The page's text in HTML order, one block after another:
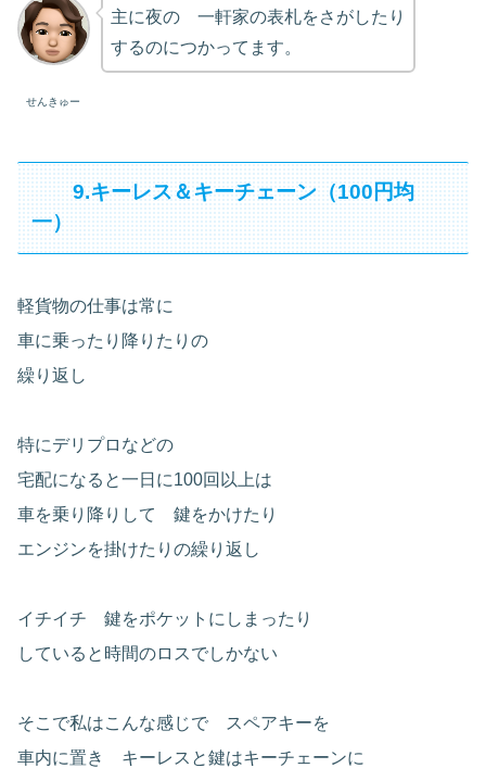
せんきゅー
主に夜の 一軒家の表札をさがしたり
するのにつかってます。
9.キーレス＆キーチェーン（100円均
一）
軽貨物の仕事は常に
車に乗ったり降りたりの
繰り返し
特にデリプロなどの
宅配になると一日に100回以上は
車を乗り降りして 鍵をかけたり
エンジンを掛けたりの繰り返し
イチイチ 鍵をポケットにしまったり
していると時間のロスでしかない
そこで私はこんな感じで スペアキーを
車内に置き キーレスと鍵はキーチェーンに